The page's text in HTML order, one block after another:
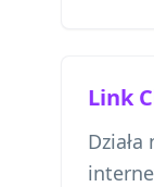
Link